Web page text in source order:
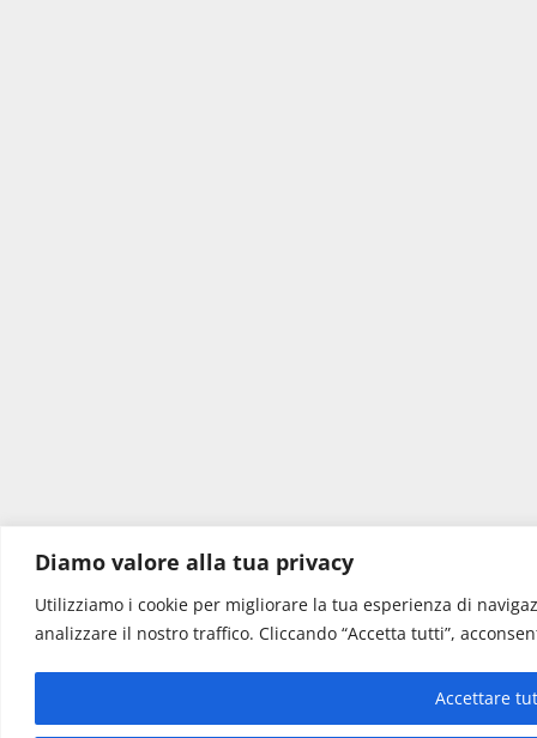
Diamo valore alla tua privacy
Utilizziamo i cookie per migliorare la tua esperienza di
analizzare il nostro traffico. Cliccando “Accetta tutti”,
Accettare